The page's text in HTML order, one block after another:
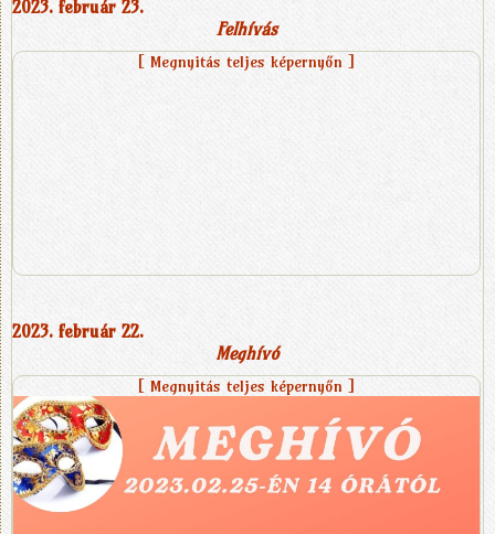
2023. február 23.
Felhívás
[ Megnyitás teljes képernyőn ]
2023. február 22.
Meghívó
[ Megnyitás teljes képernyőn ]